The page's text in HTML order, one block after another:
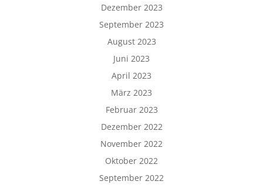
Dezember 2023
September 2023
August 2023
Juni 2023
April 2023
März 2023
Februar 2023
Dezember 2022
November 2022
Oktober 2022
September 2022